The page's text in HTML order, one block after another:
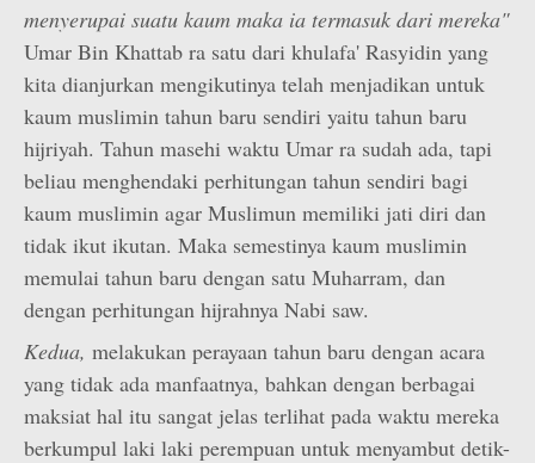
menyerupai suatu kaum maka ia termasuk dari mereka"
Umar Bin Khattab ra satu dari khulafa' Rasyidin yang
kita dianjurkan mengikutinya telah menjadikan untuk
kaum muslimin tahun baru sendiri yaitu tahun baru
hijriyah. Tahun masehi waktu Umar ra sudah ada, tapi
beliau menghendaki perhitungan tahun sendiri bagi
kaum muslimin agar Muslimun memiliki jati diri dan
tidak ikut ikutan. Maka semestinya kaum muslimin
memulai tahun baru dengan satu Muharram, dan
dengan perhitungan hijrahnya Nabi saw.
Kedua, melakukan perayaan tahun baru dengan acara
yang tidak ada manfaatnya, bahkan dengan berbagai
maksiat hal itu sangat jelas terlihat pada waktu mereka
berkumpul laki laki perempuan untuk menyambut detik-